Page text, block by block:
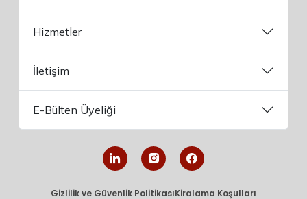
Hizmetler
İletişim
E-Bülten Üyeliği
Gizlilik ve Güvenlik PolitikasıKiralama Koşulları